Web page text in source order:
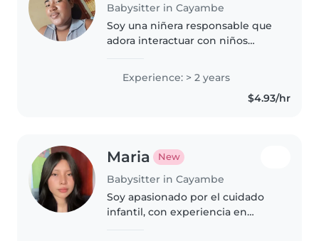
Babysitter in Cayambe
Soy una niñera responsable que
adora interactuar con niños
experiencia, me encanta leerles,
hacer manualidades o jugar con
música. Me siento cómoda..
Experience: > 2 years
$4.93/hr
Maria New
Babysitter in Cayambe
Soy apasionado por el cuidado
infantil, con experiencia en